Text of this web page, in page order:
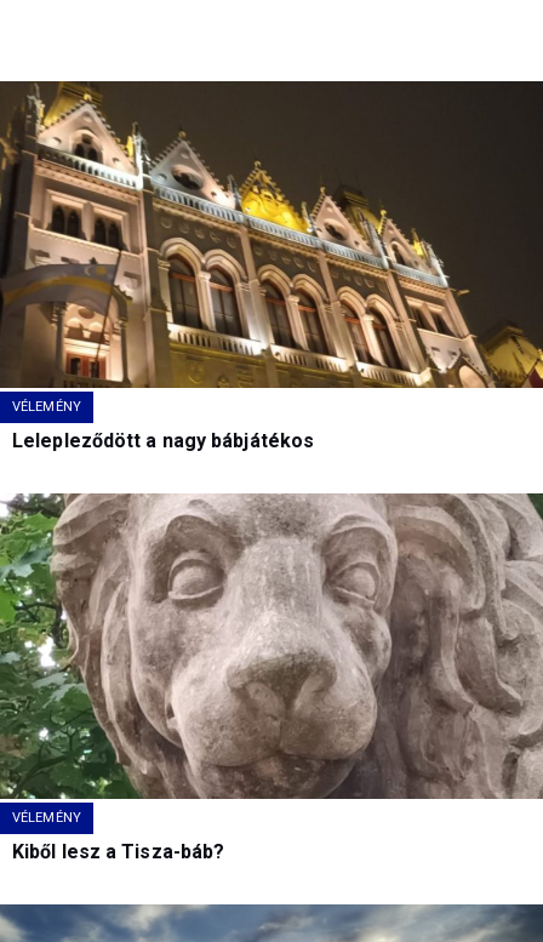
VÉLEMÉNY
Lelepleződött a nagy bábjátékos
VÉLEMÉNY
Kiből lesz a Tisza-báb?